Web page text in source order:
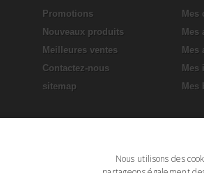
Promotions
Nouveaux produits
Meilleures ventes
Contactez-nous
sitemap
Mes
Mes
Mes
Mes
Mes
Nous utilisons des